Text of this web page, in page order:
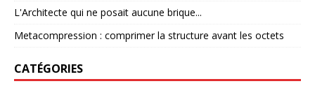
L'Architecte qui ne posait aucune brique...
Metacompression : comprimer la structure avant les octets
CATÉGORIES